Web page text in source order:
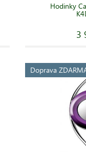
Hodinky
3
Doprava